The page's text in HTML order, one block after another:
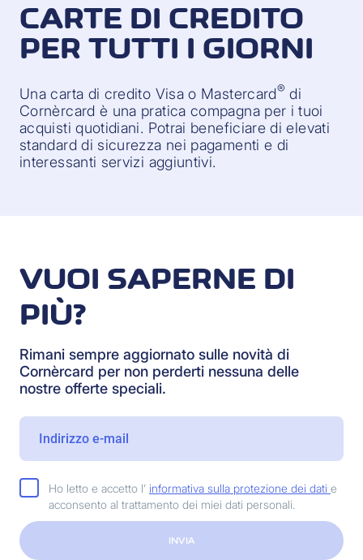
CARTE DI CREDITO
PER TUTTI I GIORNI
Una carta di credito Visa o Mastercard® di
Cornèrcard è una pratica compagna per i tuoi
acquisti quotidiani. Potrai beneficiare di elevati
standard di sicurezza nei pagamenti e di
interessanti servizi aggiuntivi.
VUOI SAPERNE DI
PIÙ?
Rimani sempre aggiornato sulle novità di
Cornèrcard per non perderti nessuna delle
nostre offerte speciali.
Ho letto e accetto l' informativa sulla protezione dei dati e
acconsento al trattamento dei miei dati personali.
INVIA